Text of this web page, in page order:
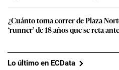
¿Cuánto toma correr de Plaza
‘runner’ de 18 años que se reta
Lo último en ECData